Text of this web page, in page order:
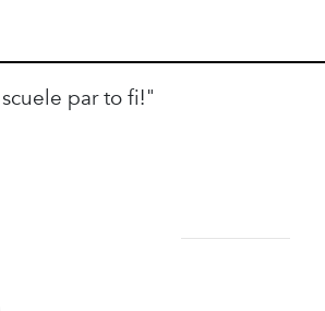
par to fi!"